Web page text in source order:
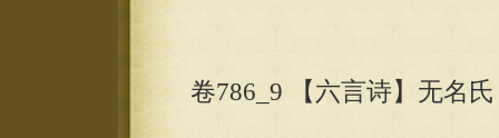
卷786_9 【六言诗】无名氏